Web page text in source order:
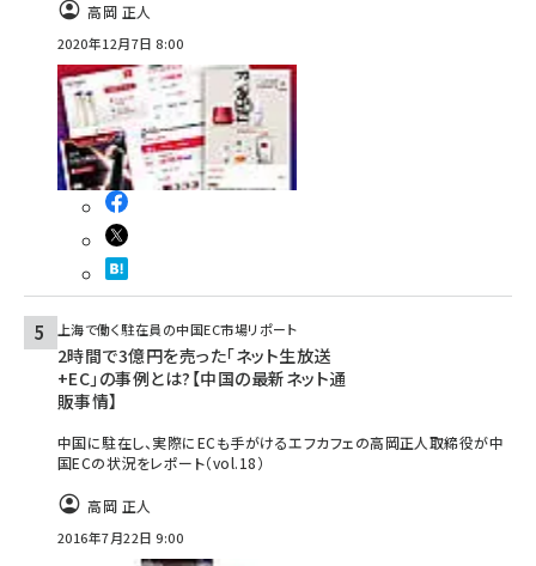
高岡 正人
2020年12月7日 8:00
上海で働く駐在員の中国EC市場リポート
2時間で3億円を売った｢ネット生放送
+EC｣の事例とは?【中国の最新ネット通
販事情】
中国に駐在し、実際にECも手がけるエフカフェの高岡正人取締役が中
国ECの状況をレポート（vol.18）
高岡 正人
2016年7月22日 9:00